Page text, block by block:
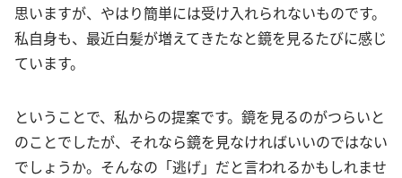
思いますが、やはり簡単には受け入れられないものです。
私自身も、最近白髪が増えてきたなと鏡を見るたびに感じ
ています。
ということで、私からの提案です。鏡を見るのがつらいと
のことでしたが、それなら鏡を見なければいいのではない
でしょうか。そんなの「逃げ」だと言われるかもしれませ